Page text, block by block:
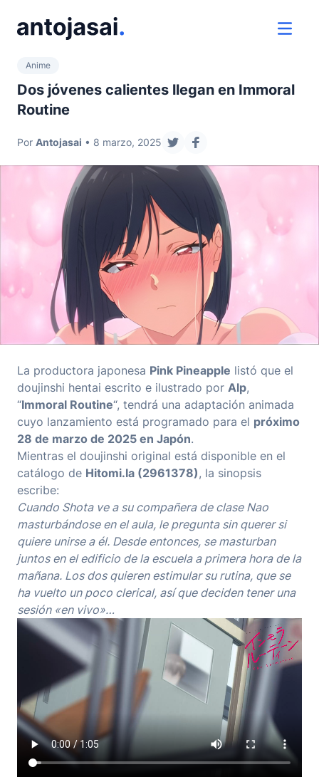
ver
Anime
Dos jóvenes calientes llegan en Immoral
Routine
Por Antojasai • 8 marzo, 2025
compartir en twitter
compartir en facebook
La productora japonesa Pink Pineapple listó que el
doujinshi hentai escrito e ilustrado por Alp,
“Immoral Routine“, tendrá una adaptación animada
cuyo lanzamiento está programado para el próximo
28 de marzo de 2025 en Japón.
Mientras el doujinshi original está disponible en el
catálogo de Hitomi.la (2961378), la sinopsis
escribe:
Cuando Shota ve a su compañera de clase Nao
masturbándose en el aula, le pregunta sin querer si
quiere unirse a él. Desde entonces, se masturban
juntos en el edificio de la escuela a primera hora de la
mañana. Los dos quieren estimular su rutina, que se
ha vuelto un poco clerical, así que deciden tener una
sesión «en vivo»…